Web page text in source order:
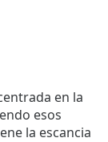
en la
esos
la escancia